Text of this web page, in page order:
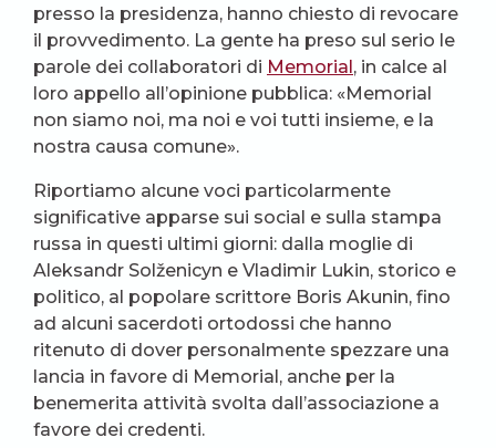
presso la presidenza, hanno chiesto di revocare
il provvedimento. La gente ha preso sul serio le
parole dei collaboratori di Memorial , in calce al
loro appello all’opinione pubblica: «Memorial
non siamo noi, ma noi e voi tutti insieme, e la
nostra causa comune».
Riportiamo alcune voci particolarmente
significative apparse sui social e sulla stampa
russa in questi ultimi giorni: dalla moglie di
Aleksandr Solženicyn e Vladimir Lukin, storico e
politico, al popolare scrittore Boris Akunin, fino
ad alcuni sacerdoti ortodossi che hanno
ritenuto di dover personalmente spezzare una
lancia in favore di Memorial, anche per la
benemerita attività svolta dall’associazione a
favore dei credenti.